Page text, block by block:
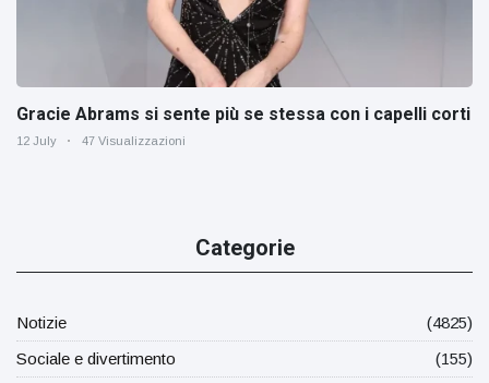
Gracie Abrams si sente più se stessa con i capelli corti
12 July 47 Visualizzazioni
Categorie
Notizie
(4825)
Sociale e divertimento
(155)